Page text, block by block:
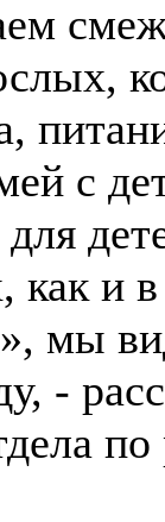
с
для
как и
мы
-